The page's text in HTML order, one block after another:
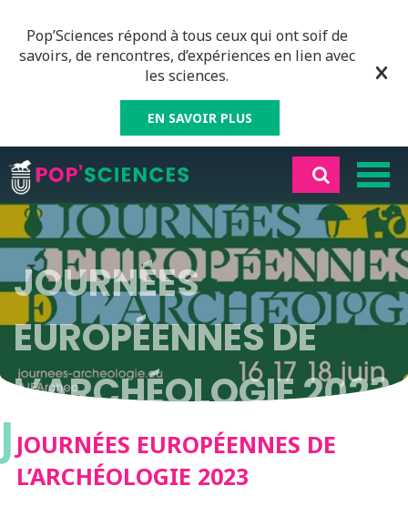
Pop’Sciences répond à tous ceux qui ont soif de
savoirs, de rencontres, d’expériences en lien avec
les sciences.
EN SAVOIR PLUS
JOURNÉES
EUROPÉENNES DE
L’ARCHÉOLOGIE 2023
J JOURNÉES EUROPÉENNES DE
L’ARCHÉOLOGIE 2023